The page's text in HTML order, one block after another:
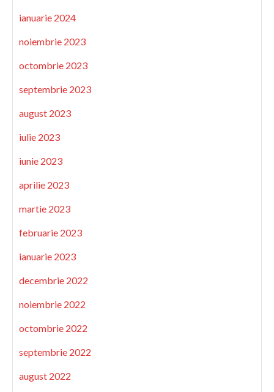
ianuarie 2024
noiembrie 2023
octombrie 2023
septembrie 2023
august 2023
iulie 2023
iunie 2023
aprilie 2023
martie 2023
februarie 2023
ianuarie 2023
decembrie 2022
noiembrie 2022
octombrie 2022
septembrie 2022
august 2022